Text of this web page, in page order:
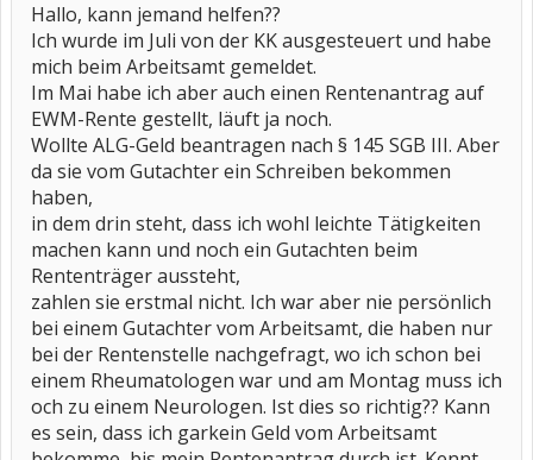
Hallo, kann jemand helfen??
Ich wurde im Juli von der KK ausgesteuert und habe
mich beim Arbeitsamt gemeldet.
Im Mai habe ich aber auch einen Rentenantrag auf
EWM-Rente gestellt, läuft ja noch.
Wollte ALG-Geld beantragen nach § 145 SGB III. Aber
da sie vom Gutachter ein Schreiben bekommen
haben,
in dem drin steht, dass ich wohl leichte Tätigkeiten
machen kann und noch ein Gutachten beim
Rententräger aussteht,
zahlen sie erstmal nicht. Ich war aber nie persönlich
bei einem Gutachter vom Arbeitsamt, die haben nur
bei der Rentenstelle nachgefragt, wo ich schon bei
einem Rheumatologen war und am Montag muss ich
och zu einem Neurologen. Ist dies so richtig?? Kann
es sein, dass ich garkein Geld vom Arbeitsamt